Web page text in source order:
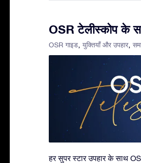
OSR टेलीस्कोप के
OSR गाइड युक्तियाँ और उपहार
हर सुपर स्टार उपहार के साथ